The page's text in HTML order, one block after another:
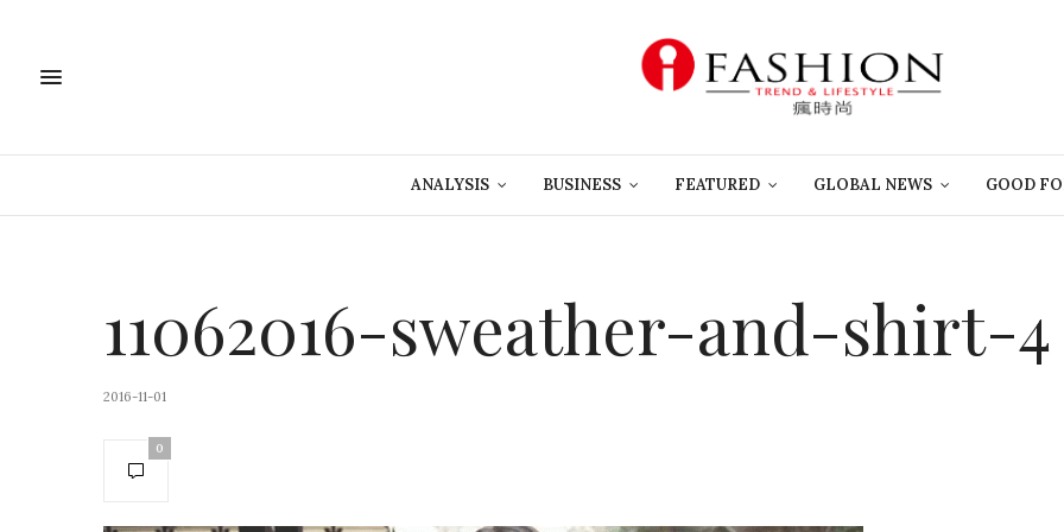
ANALYSIS BUSINESS FEATURED GLOBAL NEWS GOOD
11062016-sweather-and-shirt-4
2016-11-01
0